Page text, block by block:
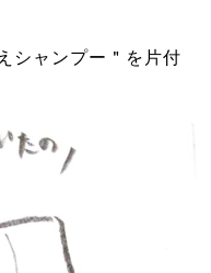
シャンプー＂を片付